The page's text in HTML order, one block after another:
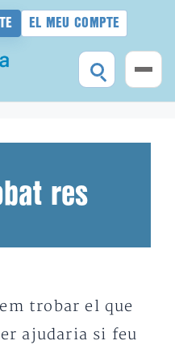
EL MEU COMPTE
res
trobar el que
ajudaria si feu